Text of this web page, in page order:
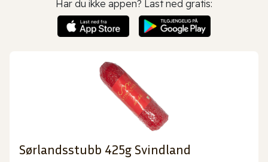
Har du ikke appen? Last ned gratis:
Sørlandsstubb 425g Svindland